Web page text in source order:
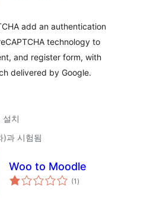
add an authentication
technology to
and register form, with
delivered by Google.
설치
과 시험됨
Woo to Moodle
(1 전
체)